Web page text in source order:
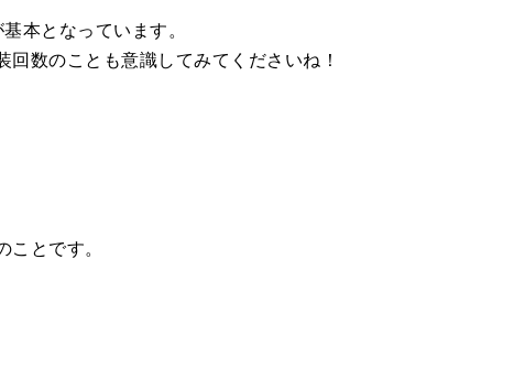
本となっています。
数のことも意識してみてくださいね！
とです。